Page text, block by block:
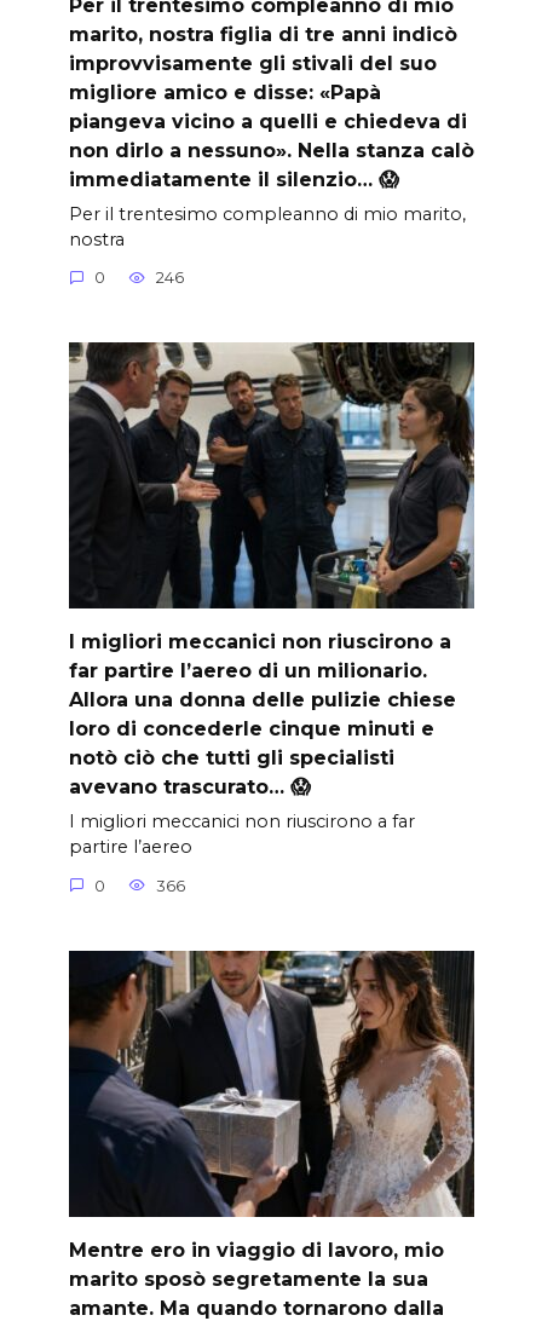
Per il trentesimo compleanno di mio
marito, nostra figlia di tre anni indicò
improvvisamente gli stivali del suo
migliore amico e disse: «Papà
piangeva vicino a quelli e chiedeva di
non dirlo a nessuno». Nella stanza calò
immediatamente il silenzio… 😱
Per il trentesimo compleanno di mio marito,
nostra
0 246
I migliori meccanici non riuscirono a
far partire l’aereo di un milionario.
Allora una donna delle pulizie chiese
loro di concederle cinque minuti e
notò ciò che tutti gli specialisti
avevano trascurato… 😱
I migliori meccanici non riuscirono a far
partire l’aereo
0 366
Mentre ero in viaggio di lavoro, mio
marito sposò segretamente la sua
amante. Ma quando tornarono dalla